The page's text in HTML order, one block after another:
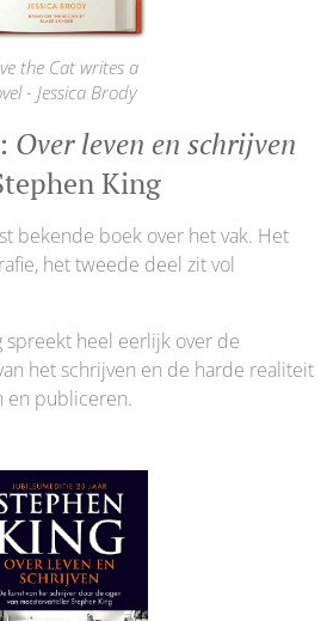
the Cat writes a
- Jessica Brody
Over leven en schrijven
King
bekende boek over het vak. Het
het tweede deel zit vol
spreekt heel eerlijk over de
het schrijven en de harde realiteit
en publiceren.